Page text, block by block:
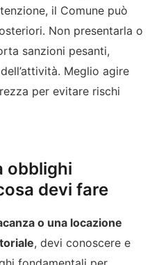
il Comune può
Non presentarla o
sanzioni pesanti,
Meglio agire
per evitare rischi
obblighi
devi fare
o una locazione
, devi conoscere e